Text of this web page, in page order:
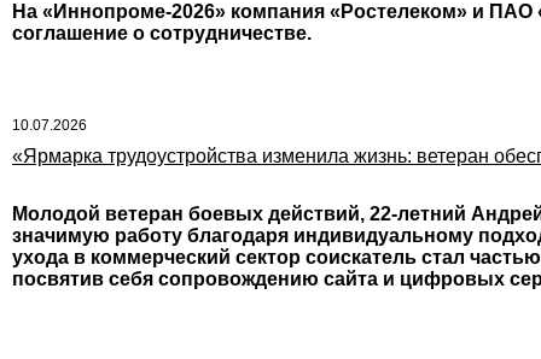
На «Иннопроме-2026» компания «Ростелеком» и
соглашение о сотрудничестве.
10.07.2026
«Ярмарка трудоустройства изменила жизнь: ветеран
Молодой ветеран боевых действий, 22-летний
значимую работу благодаря индивидуальному
ухода в коммерческий сектор соискатель стал
посвятив себя сопровождению сайта и цифровых